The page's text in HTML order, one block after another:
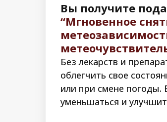
Без лекарств и
облегчить свое
или при смене погоды.
уменьшаться и
Вы получите
“Мгновенное